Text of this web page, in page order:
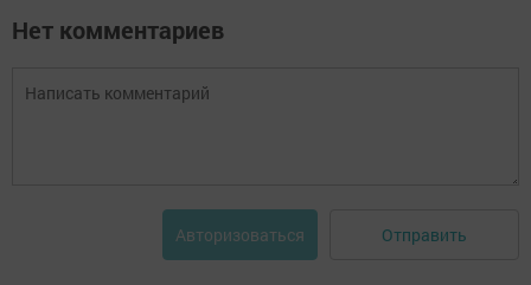
Нет комментариев
Авторизоваться Отправить